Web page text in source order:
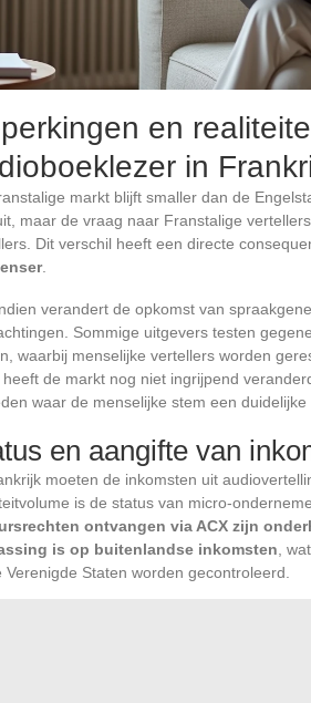
en
in
markt blijft smaller dan de
maar de vraag naar Franstalige
Dit verschil heeft een directe
.
verandert de opkomst van
Sommige uitgevers testen
waarbij menselijke vertellers worden
de markt nog niet ingrijpend
waar de menselijke stem een
en aangifte van
moeten de inkomsten uit
is de status van micro-
ontvangen via ACX zijn
is op buitenlandse inkomsten ,
Verenigde Staten worden gecontroleerd.